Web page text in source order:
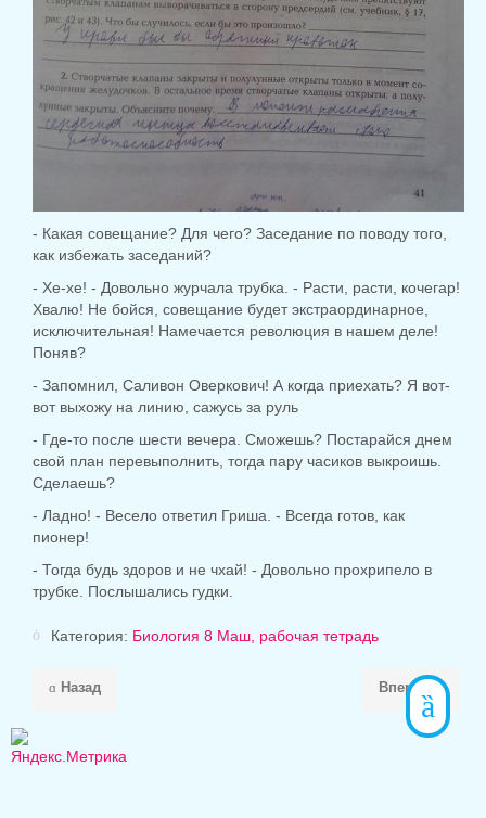
- Какая совещание? Для чего? Заседание по поводу того,
как избежать заседаний?
- Хе-хе! - Довольно журчала трубка. - Расти, расти, кочегар!
Хвалю! Не бойся, совещание будет экстраординарное,
исключительная! Намечается революция в нашем деле!
Поняв?
- Запомнил, Саливон Оверкович! А когда приехать? Я вот-
вот выхожу на линию, сажусь за руль
- Где-то после шести вечера. Сможешь? Постарайся днем ​​
свой план перевыполнить, тогда пару часиков выкроишь.
Сделаешь?
- Ладно! - Весело ответил Гриша. - Всегда готов, как
пионер!
- Тогда будь здоров и не чхай! - Довольно прохрипело в
трубке. Послышались гудки.
Категория: Биология 8 Маш, рабочая тетрадь
Назад Вперёд